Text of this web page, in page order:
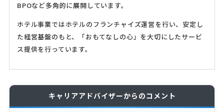
BPOなど多角的に展開しています。
ホテル事業ではホテルのフランチャイズ運営を行い、安定し
た経営基盤のもと、「おもてなしの心」を大切にしたサービ
ス提供を行っています。
キャリアアドバイザーからのコメント